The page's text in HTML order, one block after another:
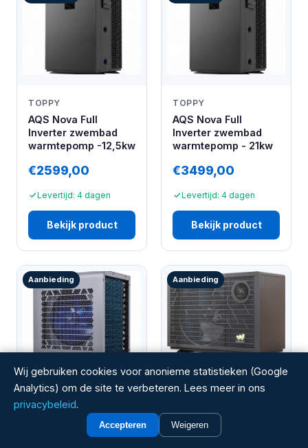
TOPPY
AQS Nova Full
Inverter zwembad
warmtepomp -12,5kw
€2599,00
Levertijd: 4 dagen
Bekijk product
TOPPY
AQS Nova Full
Inverter zwembad
warmtepomp - 21kw
€3499,00
Levertijd: 4 dagen
Bekijk product
Aanbieding
W'EAU
W'eau Mini Power
warmtepomp - 3 kW
Aanbieding
W'EAU
2.0 zwembad
warmtepomp - 13,5
Wij gebruiken cookies voor anonieme statistieken (Google
Analytics) om de site te verbeteren. Lees meer in ons
privacybeleid.
Accepteren Weigeren